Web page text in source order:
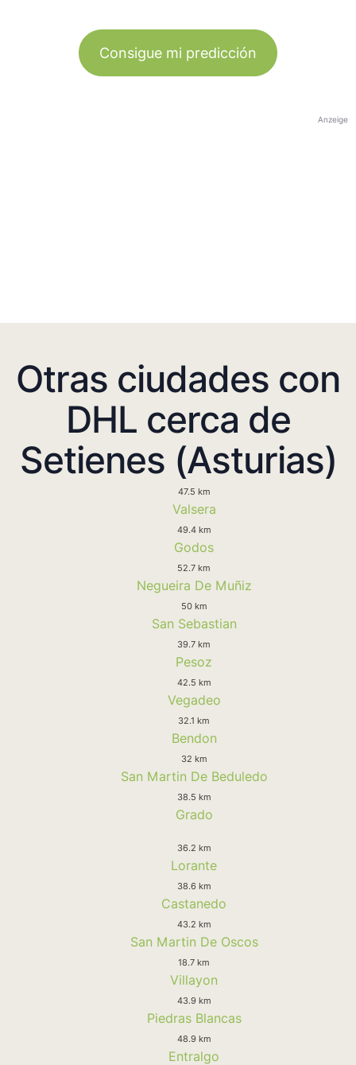
Consigue mi predicción
Anzeige
Otras ciudades con
DHL cerca de
Setienes (Asturias)
47.5 km
Valsera
49.4 km
Godos
52.7 km
Negueira De Muñiz
50 km
San Sebastian
39.7 km
Pesoz
42.5 km
Vegadeo
32.1 km
Bendon
32 km
San Martin De Beduledo
38.5 km
Grado
36.2 km
Lorante
38.6 km
Castanedo
43.2 km
San Martin De Oscos
18.7 km
Villayon
43.9 km
Piedras Blancas
48.9 km
Entralgo